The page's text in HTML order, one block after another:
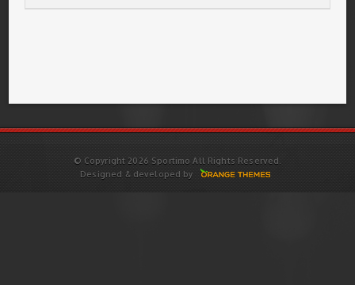
© Copyright 2026 Sportimo All Rights Reserved.
Designed & developed by